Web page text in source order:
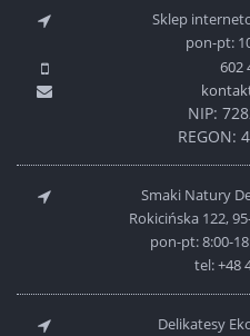
Sklep
pon-pt:
602
NIP:
REGON:
Smaki Natury
Rokicińska 122,
pon-pt: 8:00-
tel:+48
Delikatesy